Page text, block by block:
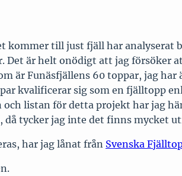
kommer till just fjäll har
Det är helt onödigt att jag
är Funäsfjällens 60 toppar, jag
kvalificerar sig som en fjälltopp
listan för detta projekt har jag
då tycker jag inte det finns mycket
har jag lånat från Svenska